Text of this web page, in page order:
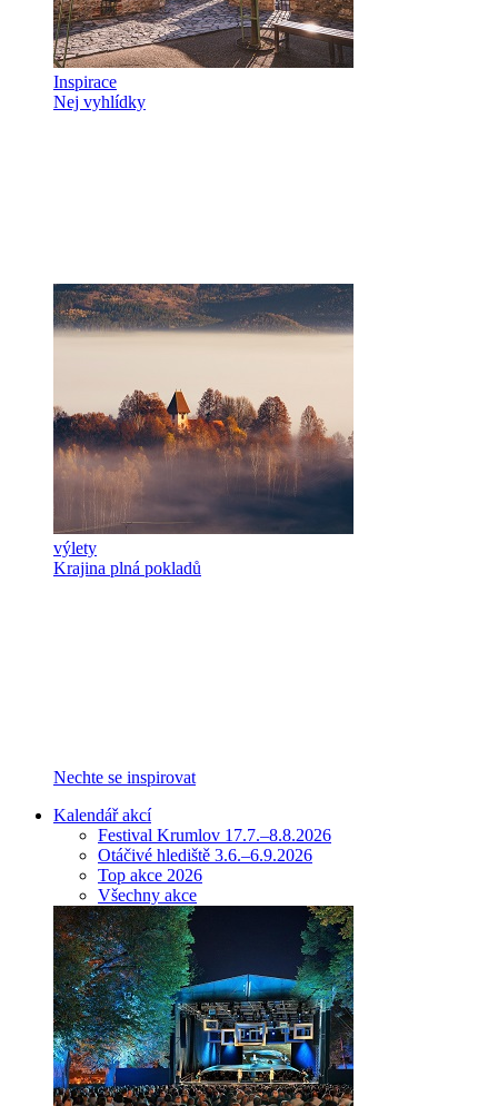
Inspirace
Nej vyhlídky
výlety
Krajina plná pokladů
Nechte se inspirovat
Kalendář akcí
Festival Krumlov 17.7.–8.8.2026
Otáčivé hlediště 3.6.–6.9.2026
Top akce 2026
Všechny akce